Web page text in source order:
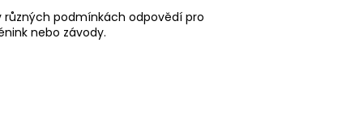
různých podmínkách odpovědí pro
nebo závody.